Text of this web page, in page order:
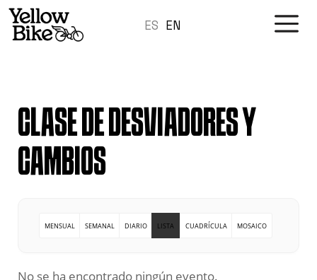
contenido
ES EN
CLASE DE DESVIADORES Y
CAMBIOS
MENSUAL SEMANAL DIARIO LISTA CUADRÍCULA MOSAICO
No se ha encontrado ningún evento.